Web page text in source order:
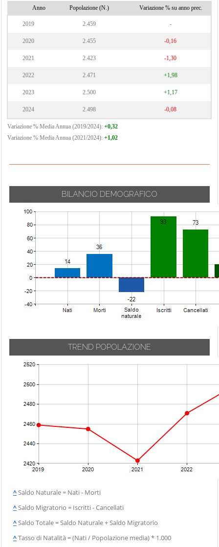
Anno Popolazione (N.) Variazione % su anno prec.
2019 2.459 -
2020 2.455 -0,16
2021 2.423 -1,30
2022 2.471 +1,98
2023 2.500 +1,17
2024 2.498 -0,08
Variazione % Media Annua (2019/2024): +0,32
Variazione % Media Annua (2021/2024): +1,02
BILANCIO DEMOGRAFICO
TREND POPOLAZIONE
^Saldo Naturale = Nati - Morti
^Saldo Migratorio = Iscritti - Cancellati
^Saldo Totale = Saldo Naturale + Saldo Migratorio
^Tasso di Natalità = (Nati / Popolazione media) * 1.000